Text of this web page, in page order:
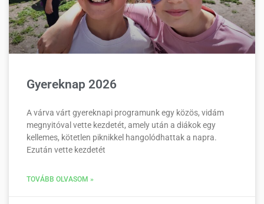
Gyereknap 2026
A várva várt gyereknapi programunk egy közös, vidám
megnyitóval vette kezdetét, amely után a diákok egy
kellemes, kötetlen piknikkel hangolódhattak a napra.
Ezután vette kezdetét
TOVÁBB OLVASOM »